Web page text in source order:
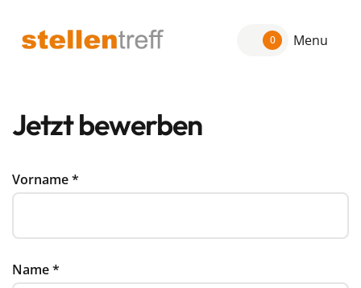
0 Menu
Jetzt bewerben
Vorname*
Name*